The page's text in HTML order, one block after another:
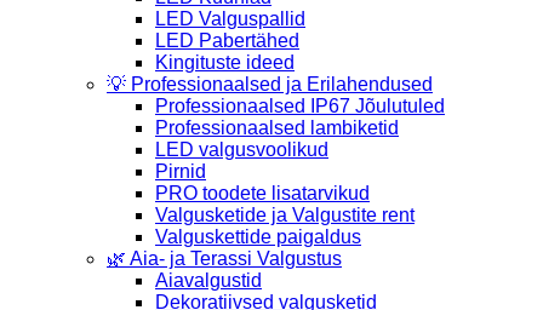
LED Valguspallid
LED Pabertähed
Kingituste ideed
💡 Professionaalsed ja Erilahendused
Professionaalsed IP67 Jõulutuled
Professionaalsed lambiketid
LED valgusvoolikud
Pirnid
PRO toodete lisatarvikud
Valgusketide ja Valgustite rent
Valguskettide paigaldus
🌿 Aia- ja Terassi Valgustus
Aiavalgustid
Dekoratiivsed valgusketid